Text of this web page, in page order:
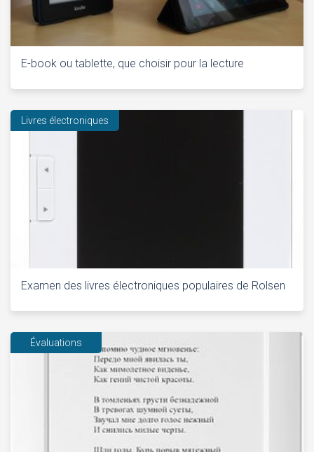
E-book ou tablette, que choisir pour la lecture
Livres électroniques
Examen des livres électroniques populaires de Rolsen
Évaluations